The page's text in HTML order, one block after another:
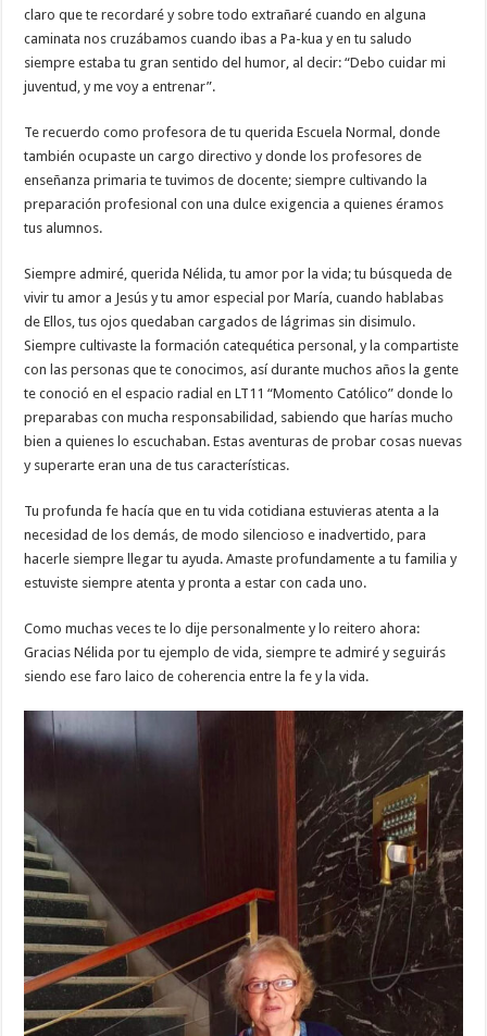
claro que te recordaré y sobre todo extrañaré cuando en alguna
caminata nos cruzábamos cuando ibas a Pa-kua y en tu saludo
siempre estaba tu gran sentido del humor, al decir: “Debo cuidar mi
juventud, y me voy a entrenar”.
Te recuerdo como profesora de tu querida Escuela Normal, donde
también ocupaste un cargo directivo y donde los profesores de
enseñanza primaria te tuvimos de docente; siempre cultivando la
preparación profesional con una dulce exigencia a quienes éramos
tus alumnos.
Siempre admiré, querida Nélida, tu amor por la vida; tu búsqueda de
vivir tu amor a Jesús y tu amor especial por María, cuando hablabas
de Ellos, tus ojos quedaban cargados de lágrimas sin disimulo.
Siempre cultivaste la formación catequética personal, y la compartiste
con las personas que te conocimos, así durante muchos años la gente
te conoció en el espacio radial en LT11 “Momento Católico” donde lo
preparabas con mucha responsabilidad, sabiendo que harías mucho
bien a quienes lo escuchaban. Estas aventuras de probar cosas nuevas
y superarte eran una de tus características.
Tu profunda fe hacía que en tu vida cotidiana estuvieras atenta a la
necesidad de los demás, de modo silencioso e inadvertido, para
hacerle siempre llegar tu ayuda. Amaste profundamente a tu familia y
estuviste siempre atenta y pronta a estar con cada uno.
Como muchas veces te lo dije personalmente y lo reitero ahora:
Gracias Nélida por tu ejemplo de vida, siempre te admiré y seguirás
siendo ese faro laico de coherencia entre la fe y la vida.